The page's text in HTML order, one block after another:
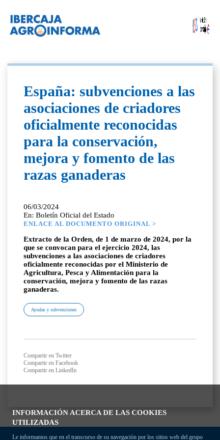
INFORMACIÓN ACERCA DE LAS COOKIES
UTILIZADAS
Le informamos que en el transcurso de su navegación por los sitios web del grupo
España: subvenciones a las
asociaciones de criadores
oficialmente reconocidas
para la conservación,
mejora y fomento de las
razas ganaderas
06/03/2024
En: Boletín Oficial del Estado
ENLACE AL DOCUMENTO ORIGINAL >
Extracto de la Orden, de 1 de marzo de 2024, por la
que se convocan para el ejercicio 2024, las
subvenciones a las asociaciones de criadores
oficialmente reconocidas por el Ministerio de
Agricultura, Pesca y Alimentación para la
conservación, mejora y fomento de las razas
ganaderas.
Ayudas y subvenciones
Compartir en Twitter
Compartir en Facebook
Compartir en LinkedIn